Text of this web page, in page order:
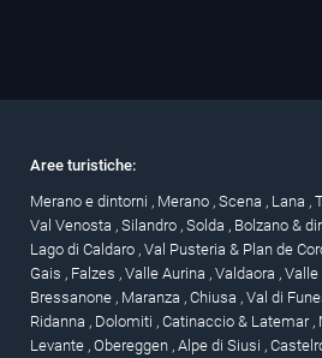
Aree turistiche:
Merano e dintorni , Merano , Scena , Lana ,
Val Venosta , Silandro , Solda , Bolzano &
Lago di Caldaro , Val Pusteria & Plan de
Gais , Falzes , Valle Aurina , Valdaora , Valle
Bressanone , Maranza , Chiusa , Val di
Ridanna , Dolomiti , Catinaccio & Latemar ,
Levante , Obereggen , Alpe di Siusi ,